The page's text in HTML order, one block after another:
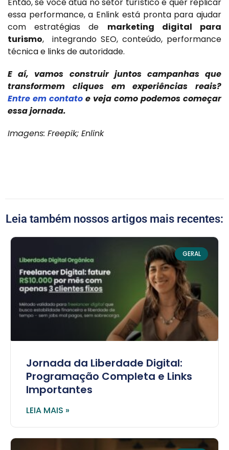
essa performance, a Enlink está pronta para ajudar
com estratégias de marketing digital para
turismo, integrando SEO, conteúdo, performance
técnica e links de autoridade.
E aí, vamos construir juntos campanhas que
transformem cliques em experiências reais?
Entre em contato e veja como podemos começar
essa jornada.
Imagens: Freepik; Enlink
Leia também nossos artigos mais recentes:
GERAL
Jornada da Liberdade Digital:
Programação Completa e Links
Importantes
LEIA MAIS »